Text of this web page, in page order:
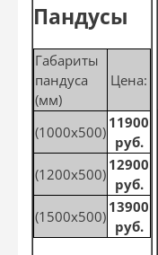
Пандусы
Габариты
пандуса
(мм)
Цена:
(1000х500)
11900
руб.
(1200х500)
12900
руб.
(1500х500)
13900
руб.